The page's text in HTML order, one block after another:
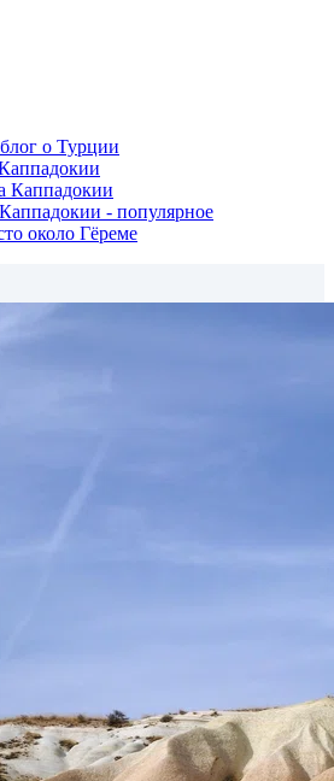
о Турции
Каппадокии
- популярное
около Гёреме